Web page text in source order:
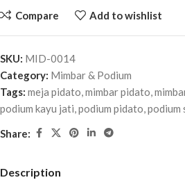
Compare Add to wishlist
SKU: MID-0014
Category: Mimbar & Podium
Tags: meja pidato,mimbar pidato,
podium kayu jati,podium pidato,podium
Share:
Description